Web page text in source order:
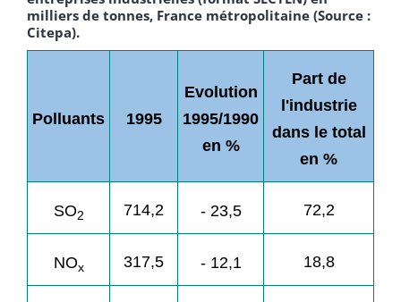
milliers de tonnes, France métropolitaine (Source :
Citepa).
Polluants 1995
Evolution
1995/1990
en %
Part de
l'industrie
dans le total
en %
SO2 714,2 - 23,5 72,2
NOx 317,5 - 12,1 18,8